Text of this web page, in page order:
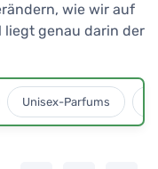
wie wir auf
liegt genau darin der
Unisex-Parfums